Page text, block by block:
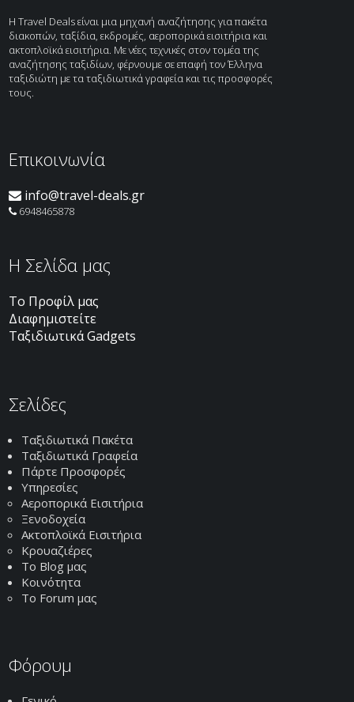
H Travel Deals είναι μια μηχανή αναζήτησης για πακέτα
διακοπών, ταξίδια, εκδρομές, αεροπορικά εισιτήρια και
ακτοπλοϊκά εισιτήρια. Με νέες τεχνικές στον τομέα της
αναζήτησης ταξιδίων, φέρνουμε σε επαφή τον Έλληνα
ταξιδιώτη με τα ταξιδιωτικά γραφεία και τις προσφορές
τους.
Επικοινωνία
info@travel-deals.gr
6948465878
H Σελίδα μας
Το Προφίλ μας
Διαφημιστείτε
Ταξιδιωτικά Gadgets
Σελίδες
Ταξιδιωτικά Πακέτα
Ταξιδιωτικά Γραφεία
Πάρτε Προσφορές
Υπηρεσίες
Αεροπορικά Εισιτήρια
Ξενοδοχεία
Ακτοπλοϊκά Εισιτήρια
Κρουαζιέρες
Το Blog μας
Κοινότητα
Το Forum μας
Φόρουμ